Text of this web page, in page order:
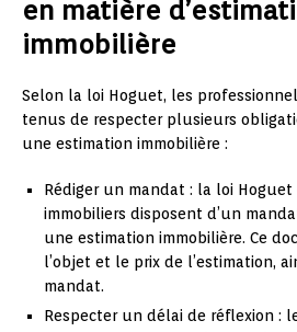
en matière
immobilière
Selon la loi Hoguet, les
tenus de respecter plusieurs
une estimation immobilière :
Rédiger un mandat : la loi
immobiliers disposent d’un
une estimation immobilière. Ce
l’objet et le prix de l’estimation,
mandat.
Respecter un délai de réflexion :